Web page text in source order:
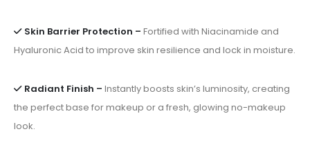
Skin Barrier Protection – Fortified with Niacinamide and
Hyaluronic Acid to improve skin resilience and lock in moisture.
Radiant Finish – Instantly boosts skin’s luminosity, creating
the perfect base for makeup or a fresh, glowing no-makeup
look.